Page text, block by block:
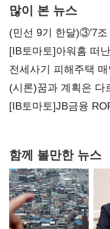
많이 본 뉴스
(민선 9기 한달)③'7
20년만에 '비상재정'
[IB토마토]아워홈 떠
가족 지배체제 구축
전세사기 피해주택
4만278명
(시론)꿈과 계획은 다
[IB토마토]JB금융
함께 볼만한 뉴스